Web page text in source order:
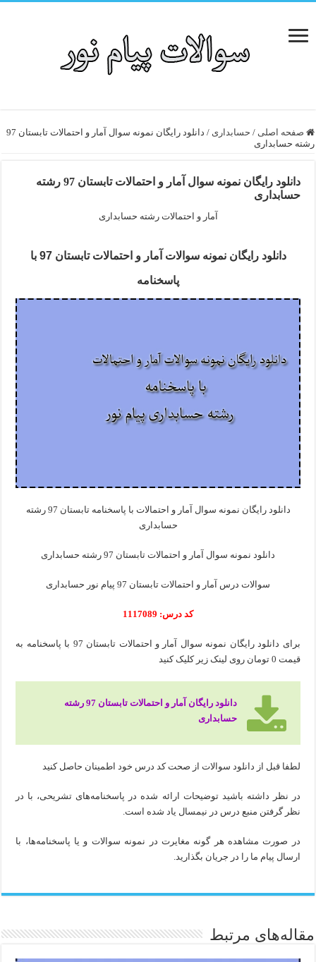
صفحه اصلی / حسابداری /
دانلود رایگان نمونه سوال آمار و احتمالات تابستان 97
رشته حسابداری
دانلود رایگان نمونه سوال آمار و احتمالات تابستان 97 رشته
حسابداری
آمار و احتمالات رشته حسابداری
دانلود رایگان نمونه سوالات آمار و احتمالات تابستان 97 با
پاسخنامه
دانلود رایگان نمونه سوال آمار و احتمالات با پاسخنامه تابستان 97 رشته
حسابداری
دانلود نمونه سوال آمار و احتمالات تابستان 97 رشته حسابداری
سوالات درس آمار و احتمالات تابستان 97 پیام نور حسابداری
کد درس: 1117089
برای دانلود رایگان نمونه سوال آمار و احتمالات تابستان 97 با پاسخنامه به
قیمت 0 تومان روی لینک زیر کلیک کنید
دانلود رایگان آمار و احتمالات تابستان 97 رشته
حسابداری
لطفا قبل از دانلود سوالات از صحت کد درس خود اطمینان حاصل کنید
در نظر داشته باشید توضیحات ارائه شده در پاسخنامه‌های تشریحی، با در
نظر گرفتن منبع درس در نیمسال یاد شده است.
در صورت مشاهده هر گونه مغایرت در نمونه سوالات و یا پاسخنامه‌ها، با
ارسال پیام ما را در جریان بگذارید.
مقاله‌های مرتبط